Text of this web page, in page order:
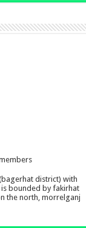
district) with
is bounded by fakirhat
the north, morrelganj